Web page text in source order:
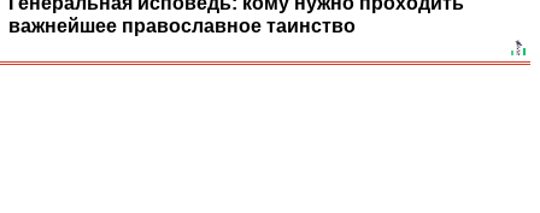
важнейшее православное таинство